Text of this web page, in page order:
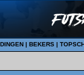
| BEKERS |